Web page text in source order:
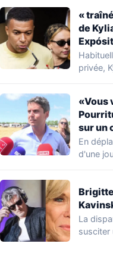
«
de
privée,
«Vous
sur un
du
En
d'une
La
susciter